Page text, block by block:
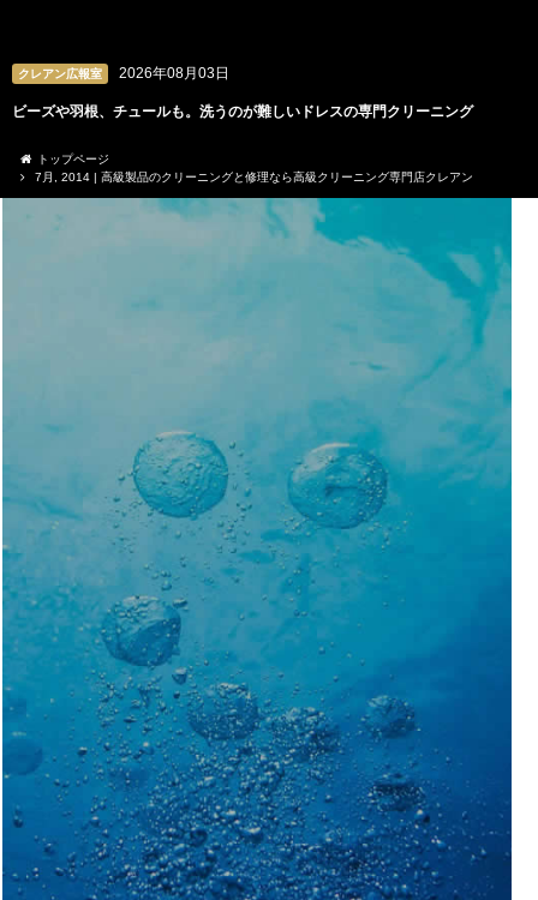
クレアン広報室 2026年08月03日
ビーズや羽根、チュールも。洗うのが難しいドレスの専門クリーニング
トップページ
7月, 2014 | 高級製品のクリーニングと修理なら高級クリーニング専門店クレアン